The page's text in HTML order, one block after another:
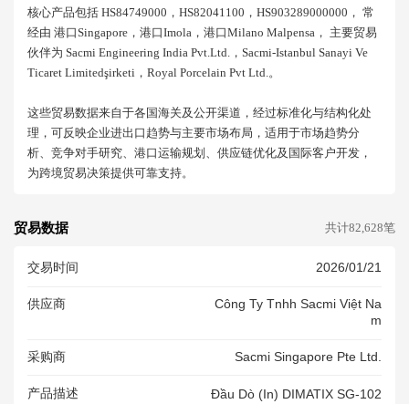
核心产品包括 HS84749000，HS82041100，HS903289000000， 常
经由 港口singapore，港口imola，港口milano Malpensa， 主要贸易
伙伴为 Sacmi Engineering India Pvt.ltd.，sacmi-Istanbul Sanayi Ve
Ticaret Limitedşirketi，royal Porcelain Pvt Ltd.。
这些贸易数据来自于各国海关及公开渠道，经过标准化与结构化处
理，可反映企业进出口趋势与主要市场布局，适用于市场趋势分
析、竞争对手研究、港口运输规划、供应链优化及国际客户开发，
为跨境贸易决策提供可靠支持。
贸易数据 共计82,628笔
交易时间 2026/01/21
供应商
Công Ty Tnhh Sacmi Việt Na
M
采购商 Sacmi Singapore Pte Ltd.
产品描述
Đầu Dò (in) DIMATIX SG-102